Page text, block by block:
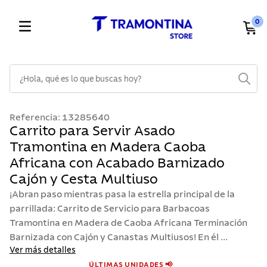
0
Referencia: 13285640
Carrito para Servir Asado
Tramontina en Madera Caoba
Africana con Acabado Barnizado
Cajón y Cesta Multiuso
¡Abran paso mientras pasa la estrella principal de la
parrillada: Carrito de Servicio para Barbacoas
Tramontina en Madera de Caoba Africana Terminación
Barnizada con Cajón y Canastas Multiusos! En él ...
Ver más detalles
ÚLTIMAS UNIDADES 📢
1 .
cuchillos
2.
cubiertos
3.
sarten
4.
ollas
5.
lavaplatos
6.
acero inoxidable
7.
sartenes